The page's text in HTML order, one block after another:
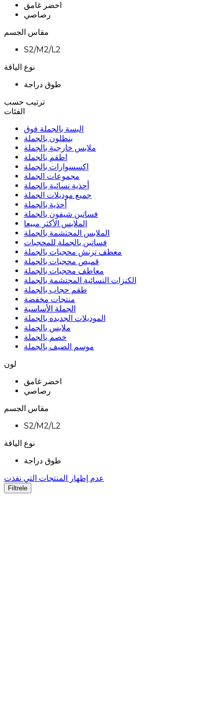
اخضر غامق
رصاصي
مقاس الجسم
S2/M2/L2
نوع الياقة
طوق دراجة
ترتيب حسب
الفئات
البسة بالجملة فوق
بنطلون بالجملة
ملابس خارجية بالجملة
اطقم بالجملة
اكسسوارات بالجملة
مجموعات الجملة
أحذية نسائية بالجملة
جميع موديلات الجملة
أحذية بالجملة
فساتين شيفون بالجملة
الملابس الأكثر مبيعا
الملابس المحتشمة بالجملة
فساتين بالجملة للمحجبات
معطف ترنش محجبات بالجملة
قميص محجبات بالجملة
معاطف محجبات بالجملة
الكنزات النسائية المحتشمة بالجملة
طقم حجاب بالجملة
منتجات مخفضة
الجملة الأساسية
الموديلات الجديده بالجملة
ملابس بالجملة
خصم بالجملة
موسم الصيف بالجملة
لون
اخضر غامق
رصاصي
مقاس الجسم
S2/M2/L2
نوع الياقة
طوق دراجة
عدم إظهار المنتجات التي نفذت
Filtrele